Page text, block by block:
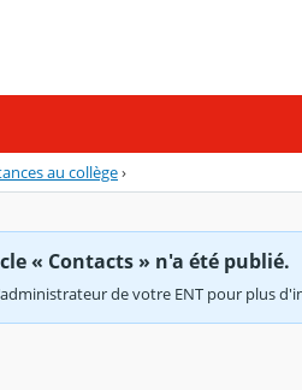
au collège›
« Contacts » n'a été publié.
de votre ENT pour plus